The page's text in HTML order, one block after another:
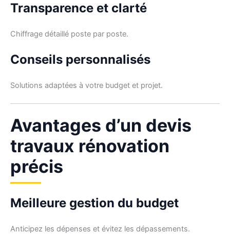
Transparence et clarté
Chiffrage détaillé poste par poste.
Conseils personnalisés
Solutions adaptées à votre budget et projet.
Avantages d’un devis
travaux rénovation
précis
Meilleure gestion du budget
Anticipez les dépenses et évitez les dépassements.